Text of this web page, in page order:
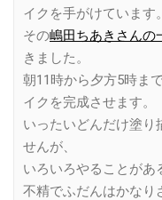
イクを手がけています。
その嶋田ちあきさんの
きました。
朝11時から夕方5時ま
イクを完成させます。
いったいどんだけ塗り
せんが、
いろいろやることがあ
不精でふだんはかなり